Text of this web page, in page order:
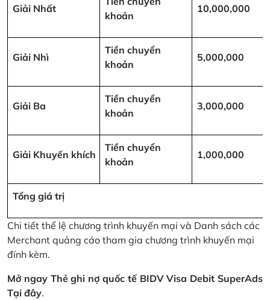
Giải Nhất
khoản
10,000,000
Giải Nhì
Tiền chuyển
khoản
5,000,000
Giải Ba
Tiền chuyển
khoản
3,000,000
Giải Khuyến khích
Tiền chuyển
khoản
1,000,000
Tổng giá trị
Chi tiết thể lệ chương trình khuyến mại và Danh sách các
Merchant quảng cáo tham gia chương trình khuyến mại
đính kèm.
Mở ngay Thẻ ghi nợ quốc tế BIDV Visa Debit SuperAds
Tại đây.